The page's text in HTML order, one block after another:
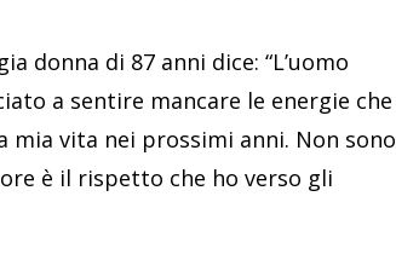
donna di 87 anni dice: “L’uomo
a sentire mancare le energie che
mia vita nei prossimi anni. Non sono
è il rispetto che ho verso gli